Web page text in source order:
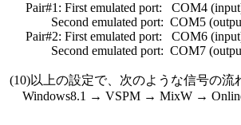
Pair#1: First emulated port:   COM4
Second emulated port:  COM5
Pair#2: First emulated port:   COM6
Second emulated port:  COM7
(10)以上の設定で、次のような信号の流
Windows8.1 → VSPM → MixW →